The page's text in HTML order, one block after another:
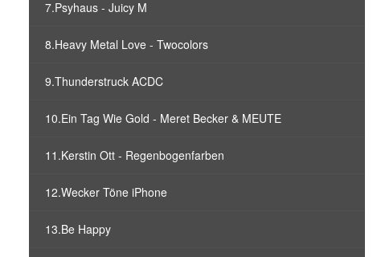
7.Psyhaus - Juicy M
8.Heavy Metal Love - Twocolors
9.Thunderstruck ACDC
10.Ein Tag Wie Gold - Meret Becker & MEUTE
11.Kerstin Ott - Regenbogenfarben
12.Wecker Töne iPhone
13.Be Happy